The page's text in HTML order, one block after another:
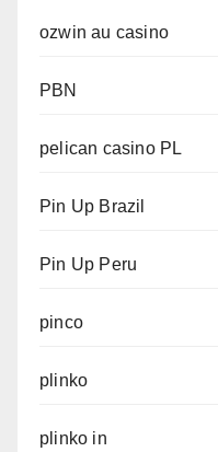
ozwin au casino
PBN
pelican casino PL
Pin Up Brazil
Pin Up Peru
pinco
plinko
plinko in